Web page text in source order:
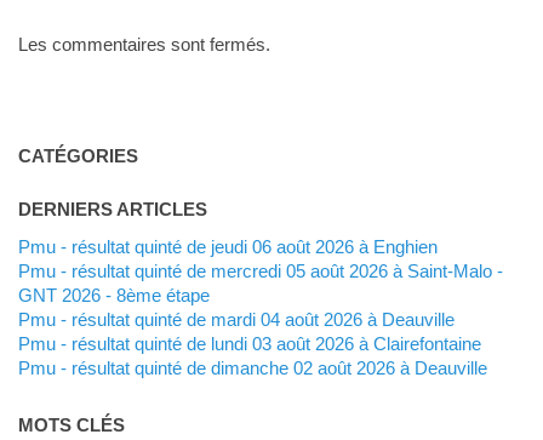
Les commentaires sont fermés.
CATÉGORIES
DERNIERS ARTICLES
Pmu - résultat quinté de jeudi 06 août 2026 à Enghien
Pmu - résultat quinté de mercredi 05 août 2026 à Saint-Malo -
GNT 2026 - 8ème étape
Pmu - résultat quinté de mardi 04 août 2026 à Deauville
Pmu - résultat quinté de lundi 03 août 2026 à Clairefontaine
Pmu - résultat quinté de dimanche 02 août 2026 à Deauville
MOTS CLÉS